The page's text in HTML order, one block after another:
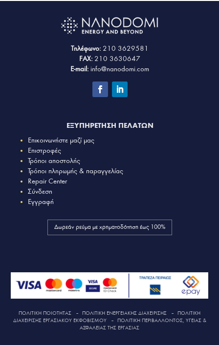
Τηλέφωνο: 210 3629581
FAX: 210 3630647
E-mail: info@nanodomi.com
ΕΞΥΠΗΡΕΤΗΣΗ ΠΕΛΑΤΩΝ
Επικοινωνήστε μαζί μας
Επιστροφές
Τρόποι αποστολής
Τρόποι πληρωμής & παραγγελίας
Repair Center
Σύνδεση
Εγγραφή
Δωρεάν ρεύμα με χρηματοδότηση έως 100%
ΠΟΛΙΤΙΚΗ ΠΟΙΟΤΗΤΑΣ – ΠΟΛΙΤΙΚΗ ΕΝΕΡΓΕΙΑΚΗΣ ΔΙΑΧΕΙΡΙΣΗΣ – ΠΟΛΙΤΙΚΗ
ΔΙΑΧΕΙΡΙΣΗΣ ΕΡΓΑΣΙΑΚΟΥ ΕΚΦΟΒΙΣΜΟΥ– ΠΟΛΙΤΙΚΗ ΠΕΡΙΒΑΛΛΟΝΤΟΣ, ΥΓΕΙΑΣ &
ΑΣΦΑΛΕΙΑΣ ΤΗΣ ΕΡΓΑΣΙΑΣ